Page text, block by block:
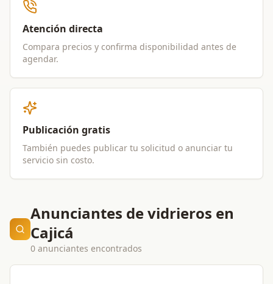
Atención directa
Compara precios y confirma disponibilidad antes de
agendar.
Publicación gratis
También puedes publicar tu solicitud o anunciar tu
servicio sin costo.
Anunciantes de vidrieros en
Cajicá
0 anunciantes encontrados